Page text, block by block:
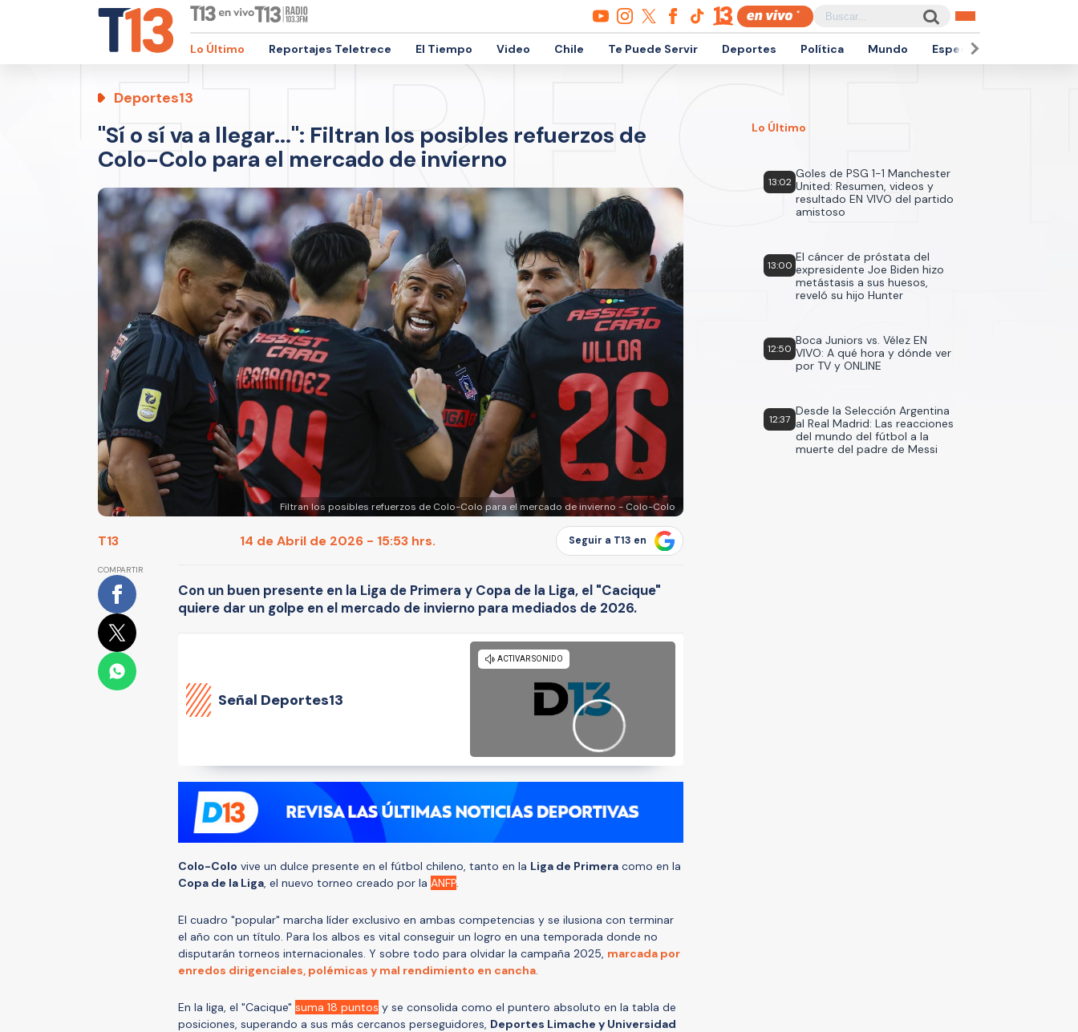
Lo Último Reportajes Teletrece El Tiempo Video Chile Te Puede Servir Deportes Política Mundo Espectáculos
Deportes13
"Sí o sí va a llegar...": Filtran los posibles refuerzos de
Colo-Colo para el mercado de invierno
Filtran los posibles refuerzos de Colo-Colo para el mercado de invierno - Colo-Colo
T13 14 de Abril de 2026 - 15:53 hrs. Seguir a T13 en
COMPARTIR
Con un buen presente en la Liga de Primera y Copa de la Liga, el "Cacique"
quiere dar un golpe en el mercado de invierno para mediados de 2026.
Señal Deportes13
Colo-Colo vive un dulce presente en el fútbol chileno, tanto en la Liga de Primera como en la
Copa de la Liga, el nuevo torneo creado por la ANFP.
El cuadro "popular" marcha líder exclusivo en ambas competencias y se ilusiona con terminar
el año con un título. Para los albos es vital conseguir un logro en una temporada donde no
disputarán torneos internacionales. Y sobre todo para olvidar la campaña 2025, marcada por
enredos dirigenciales, polémicas y mal rendimiento en cancha.
En la liga, el "Cacique" suma 18 puntos y se consolida como el puntero absoluto en la tabla de
posiciones, superando a sus más cercanos perseguidores, Deportes Limache y Universidad
Lo Último
13:02
Goles de PSG 1-1 Manchester
United: Resumen, videos y
resultado EN VIVO del partido
amistoso
13:00
El cáncer de próstata del
expresidente Joe Biden hizo
metástasis a sus huesos,
reveló su hijo Hunter
12:50
Boca Juniors vs. Vélez EN
VIVO: A qué hora y dónde ver
por TV y ONLINE
12:37
Desde la Selección Argentina
al Real Madrid: Las reacciones
del mundo del fútbol a la
muerte del padre de Messi